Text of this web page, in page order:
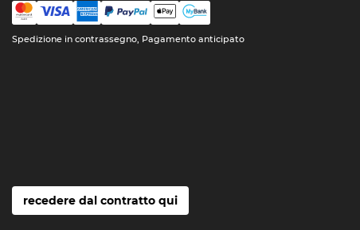
Spedizione in contrassegno, Pagamento anticipato
recedere dal contratto qui